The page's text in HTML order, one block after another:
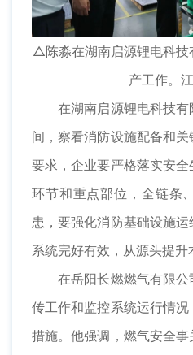
△陈淼在湖南启源锂电科技
产工作。
在湖南启源锂电科技有
间，察看消防设施配备和
要求，企业要严格落实安
环节和重点部位，全链条
患，要强化消防基础设施
系统完好有效，从源头提升
在岳阳长燃燃气有限公
传工作和监控系统运行情
措施。他强调，燃气安全